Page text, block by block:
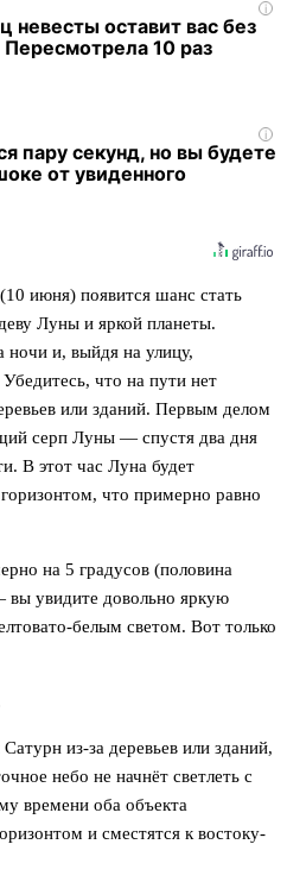
i
невесты оставит вас без
Пересмотрела 10 раз
i
пару секунд, но вы будете
от увиденного
июня) появится шанс стать
Луны и яркой планеты.
ночи и, выйдя на улицу,
что на пути нет
или зданий. Первым делом
серп Луны — спустя два дня
В этот час Луна будет
что примерно равно
на 5 градусов (половина
увидите довольно яркую
белым светом. Вот только
из-за деревьев или зданий,
небо не начнёт светлеть с
времени оба объекта
и сместятся к востоку-